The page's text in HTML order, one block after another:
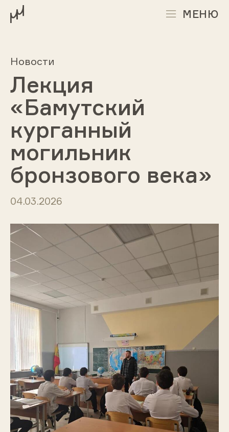
МЕНЮ
Новости
Лекция
«Бамутский
курганный
могильник
бронзового века»
04.03.2026